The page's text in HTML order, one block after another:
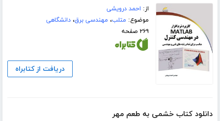
از: احمد درویشی
موضوع: متلب، مهندسی برق،دانشگاهی
۲۶۹ صفحه
دریافت از کتابراه
دانلود کتاب خشمی به طعم مهر